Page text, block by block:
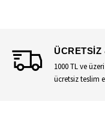
1000 TL ve
ücretsiz teslim